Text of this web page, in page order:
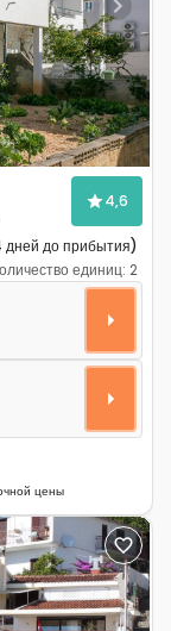
Next
4,6
до прибытия)
единиц: 2
Макарска -
цены